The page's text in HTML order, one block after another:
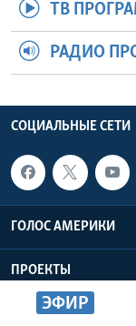
ЭФИР
ТВ
РАДИО
СОЦИАЛЬНЫЕ СЕТИ
ГОЛОС АМЕРИКИ
ПРОЕКТЫ